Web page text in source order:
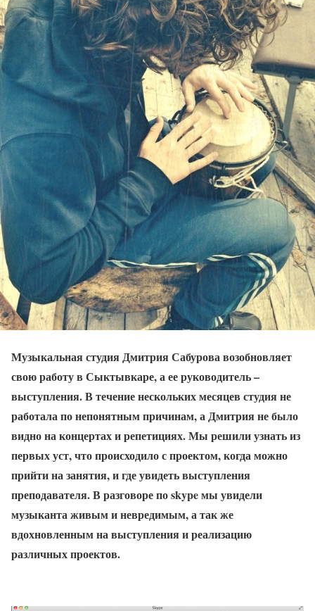
Музыкальная студия Дмитрия Сабурова возобновляет
свою работу в Сыктывкаре, а ее руководитель –
выступления. В течение нескольких месяцев студия не
работала по непонятным причинам, а Дмитрия не было
видно на концертах и репетициях. Мы решили узнать из
первых уст, что происходило с проектом, когда можно
прийти на занятия, и где увидеть выступления
преподавателя. В разговоре по skype мы увидели
музыканта живым и невредимым, а так же
вдохновленным на выступления и реализацию
различных проектов.